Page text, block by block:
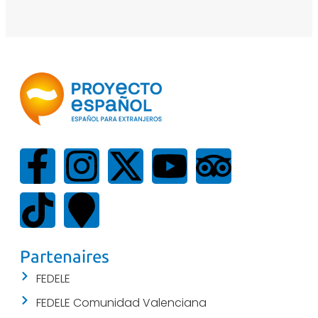
Partenaires
FEDELE
FEDELE Comunidad Valenciana